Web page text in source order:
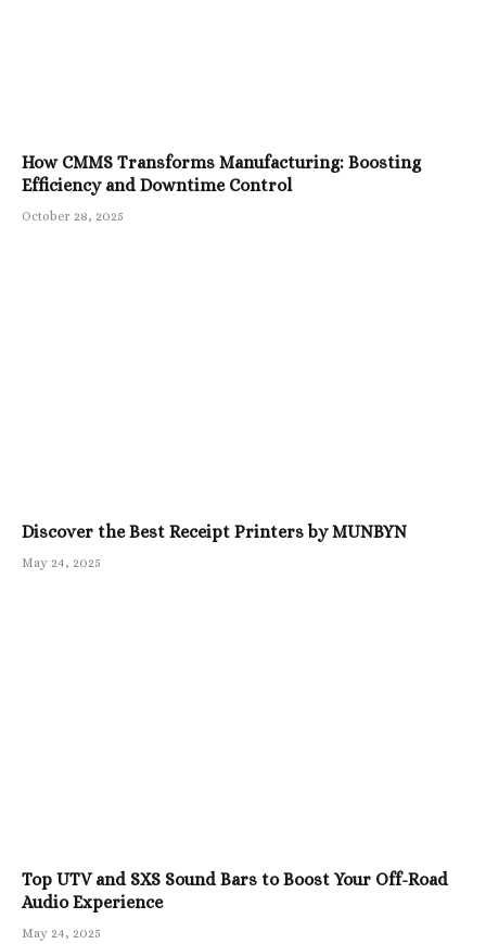
How CMMS Transforms Manufacturing: Boosting
Efficiency and Downtime Control
October 28, 2025
Discover the Best Receipt Printers by MUNBYN
May 24, 2025
Top UTV and SXS Sound Bars to Boost Your Off-Road
Audio Experience
May 24, 2025